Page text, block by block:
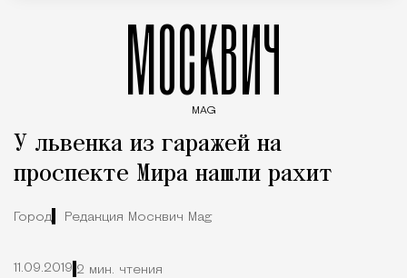
МОСКВИЧ
MAG
У львенка из гаражей на
проспекте Мира нашли рахит
Город Редакция Москвич Mag
11.09.2019 2 мин. чтения